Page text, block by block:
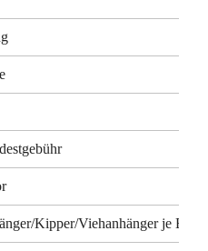
Kipper/Viehanhänger je